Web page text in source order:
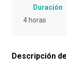
Duración
4 horas
Descripción